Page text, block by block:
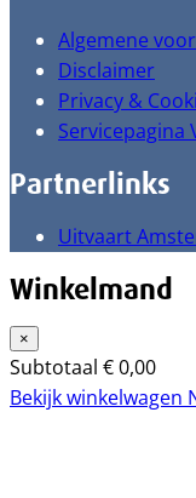
Algemene
Disclaimer
Privacy &
Servicepagina
Partnerlinks
Uitvaart
Winkelmand
×
Subtotaal €0,00
Bekijk winkelwagen